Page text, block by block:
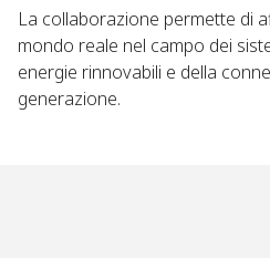
La collaborazione permette di
mondo reale nel campo dei
energie rinnovabili e della
generazione.